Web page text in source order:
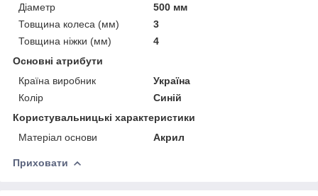
Діаметр
500 мм
Товщина колеса (мм)
3
Товщина ніжки (мм)
4
Основні атрибути
Країна виробник
Україна
Колір
Синій
Користувальницькі характеристики
Матеріал основи
Акрил
Приховати